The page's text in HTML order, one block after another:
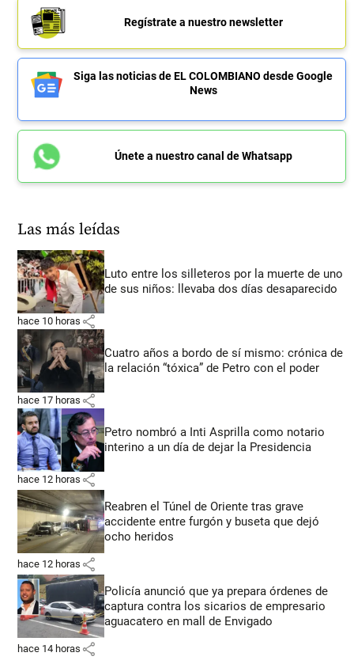
Regístrate a nuestro newsletter
Siga las noticias de EL COLOMBIANO desde Google
News
Únete a nuestro canal de Whatsapp
Las más leídas
Luto entre los silleteros por la muerte de uno
de sus niños: llevaba dos días desaparecido
hace 10 horas share
Cuatro años a bordo de sí mismo: crónica de
la relación “tóxica” de Petro con el poder
hace 17 horas share
Petro nombró a Inti Asprilla como notario
interino a un día de dejar la Presidencia
hace 12 horas share
Reabren el Túnel de Oriente tras grave
accidente entre furgón y buseta que dejó
ocho heridos
hace 12 horas share
Policía anunció que ya prepara órdenes de
captura contra los sicarios de empresario
aguacatero en mall de Envigado
hace 14 horas share